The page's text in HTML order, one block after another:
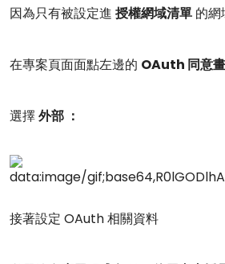
因為只有被設定進 授權網域清單 的網
在專案頁面面點左邊的 OAuth 同意
選擇外部 ：
接著設定 OAuth 相關資料